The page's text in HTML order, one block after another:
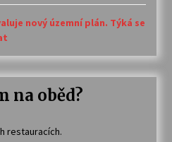
nový územní plán. Týká se
na oběd?
restauracích.